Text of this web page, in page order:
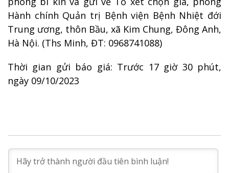
Hành chính Quản trị Bệnh viện Bệnh Nhiệt đới
Trung ương, thôn Bầu, xã Kim Chung, Đông Anh,
Hà Nội. (Ths Minh, ĐT: 0968741088)
Thời gian gửi báo giá: Trước 17 giờ 30 phút,
ngày 09/10/2023